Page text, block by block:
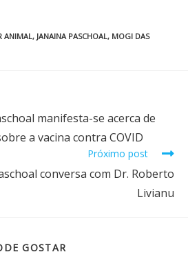
ANIMAL, JANAINA PASCHOAL, MOGI DAS
manifesta-se acerca de
a vacina contra COVID
Próximo post
conversa com Dr. Roberto
Livianu
GOSTAR